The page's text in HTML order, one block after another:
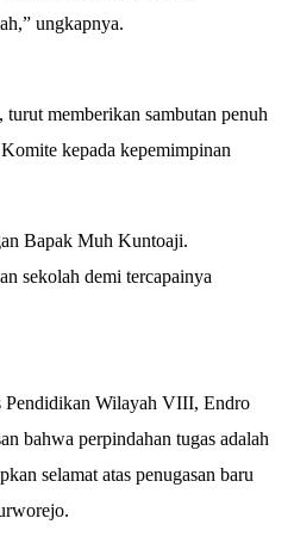
ungkapnya.
memberikan sambutan penuh
kepada kepemimpinan
Bapak Muh Kuntoaji.
sekolah demi tercapainya
Pendidikan Wilayah VIII, Endro
bahwa perpindahan tugas adalah
selamat atas penugasan baru